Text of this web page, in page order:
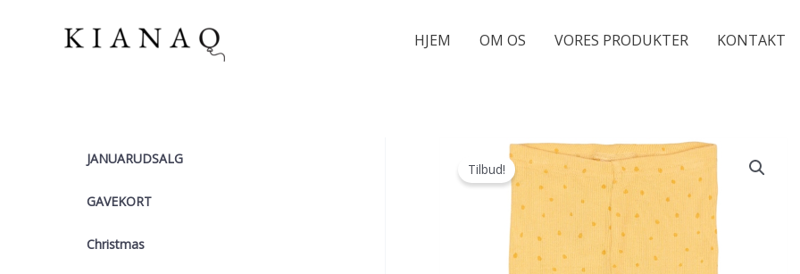
HJEM OM OS VORES PRODUKTER KONTAKT
JANUARUDSALG
GAVEKORT
Christmas
Tilbud!